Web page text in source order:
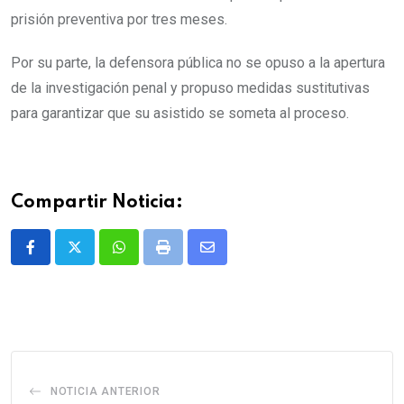
prisión preventiva por tres meses.
Por su parte, la defensora pública no se opuso a la apertura
de la investigación penal y propuso medidas sustitutivas
para garantizar que su asistido se someta al proceso.
Compartir Noticia:
WhatsappPrint
Share
NOTICIA ANTERIOR